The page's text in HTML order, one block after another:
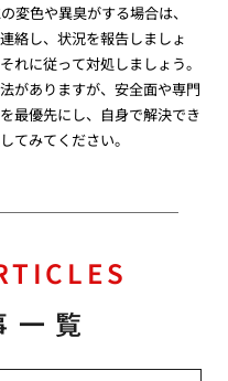
色や異臭がする場合は、
絡し、状況を報告しましょ
れに従って対処しましょう。
がありますが、安全面や専門
最優先にし、自身で解決でき
てみてください。
一覧